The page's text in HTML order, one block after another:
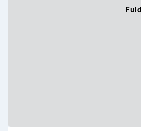
Til huset er der et udhus/garage på 25
overdækning til vasketøj mm samt det